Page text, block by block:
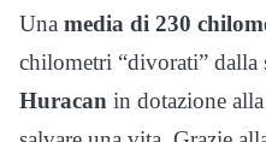
Una media di 230
chilometri “divorati” dalla
Huracan in dotazione